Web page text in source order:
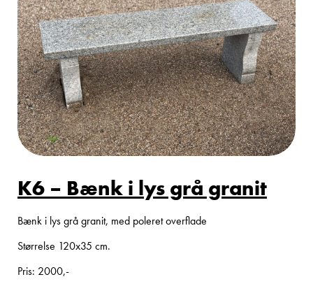
K6 – Bænk i lys grå granit
Bænk i lys grå granit, med poleret overflade
Størrelse 120x35 cm.
Pris: 2000,-